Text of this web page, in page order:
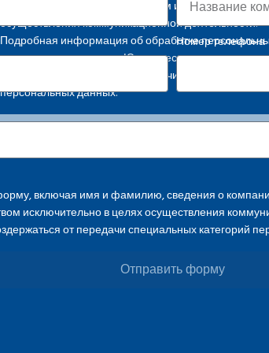
применимым законодательством исключительно в
осуществления коммуникационной деятельности.
Подробная информация об обработке
данных представлена вЮридическом уведомлении
Просим воздержаться от передачи специальных
персональных данных.
Номер телефона
включая имя и фамилию, сведения о
исключительно в целях осуществления
от передачи специальных категорий
Отправить форму